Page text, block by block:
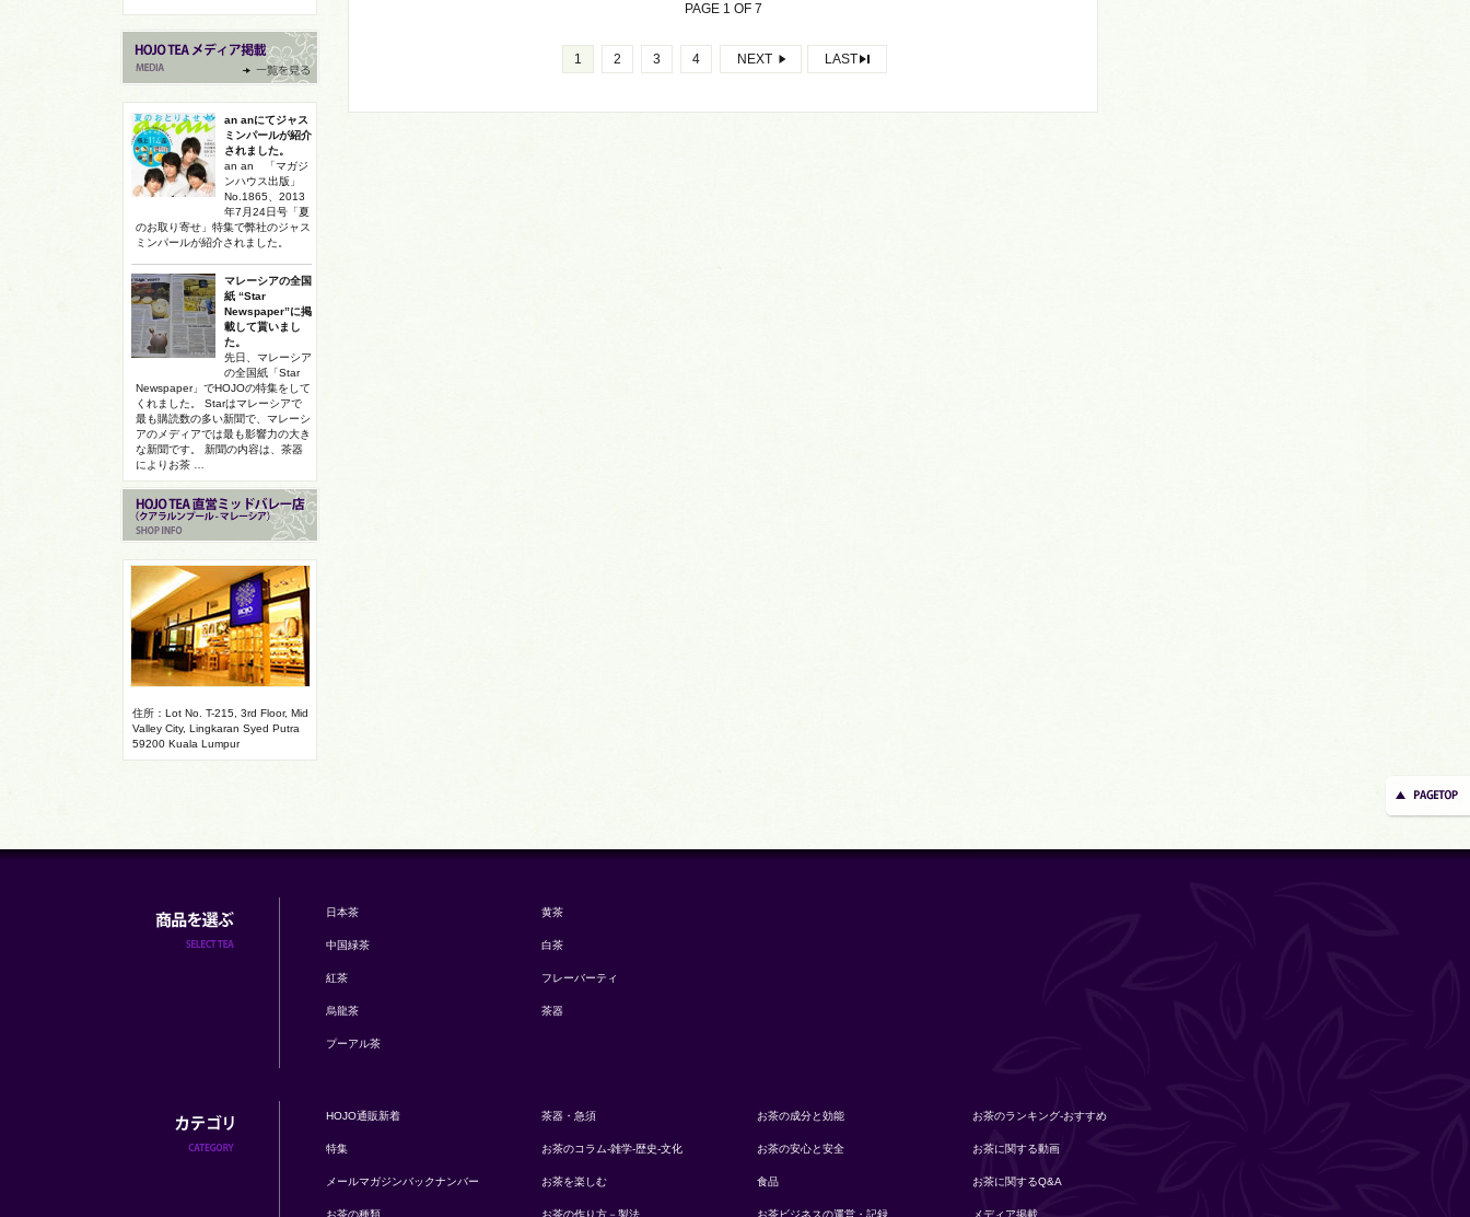
PAGE 1 OF 7
1 2 3 4 NEXT LAST
an anにてジャス
ミンパールが紹介
されました。
an an 「マガジ
ンハウス出版」
No.1865、2013
年7月24日号「夏
のお取り寄せ」特集で弊社のジャス
ミンパールが紹介されました。
マレーシアの全国
紙 “Star
Newspaper”に掲
載して貰いまし
た。
先日、マレーシア
の全国紙「Star
Newspaper」でHOJOの特集をして
くれました。 Starはマレーシアで
最も購読数の多い新聞で、マレーシ
アのメディアでは最も影響力の大き
な新聞です。 新聞の内容は、茶器
によりお茶 …
住所：Lot No. T-215, 3rd Floor, Mid
Valley City, Lingkaran Syed Putra
59200 Kuala Lumpur
日本茶
中国緑茶
紅茶
烏龍茶
プーアル茶
黄茶
白茶
フレーバーティ
茶器
HOJO通販新着
特集
メールマガジンバックナンバー
お茶の種類
茶器・急須
お茶のコラム-雑学-歴史-文化
お茶を楽しむ
お茶の作り方－製法
お茶の成分と効能
お茶の安心と安全
食品
お茶ビジネスの運営・記録
お茶のランキング-おすすめ
お茶に関する動画
お茶に関するQ&A
メディア掲載